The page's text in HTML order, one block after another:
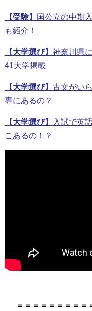
【受験】
国公立の中期
も紹介！
【大学選び】 神奈川県
41大学掲載
【大学選び】 古文がい
専にあるの？
【大学選び】
入試で英
こあるの！？
＝＝＝＝＝＝＝＝＝